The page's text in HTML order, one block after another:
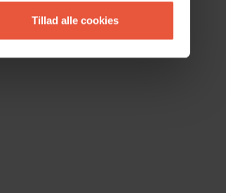
Tillad alle cookies